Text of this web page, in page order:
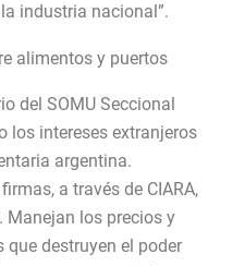
industria nacional”.
alimentos y puertos
del SOMU Seccional
los intereses extranjeros
argentina.
a través de CIARA,
Manejan los precios y
que destruyen el poder